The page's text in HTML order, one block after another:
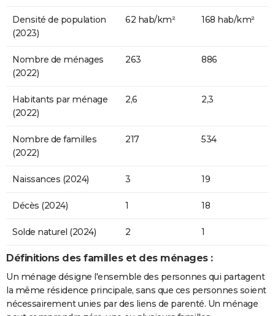
Densité de population
(2023)
62 hab/km² 168 hab/km²
Nombre de ménages
(2022)
263 886
Habitants par ménage
(2022)
2,6 2,3
Nombre de familles
(2022)
217 534
Naissances (2024) 3 19
Décès (2024) 1 18
Solde naturel (2024) 2 1
Définitions des familles et des ménages :
Un ménage désigne l'ensemble des personnes qui partagent
la même résidence principale, sans que ces personnes soient
nécessairement unies par des liens de parenté. Un ménage